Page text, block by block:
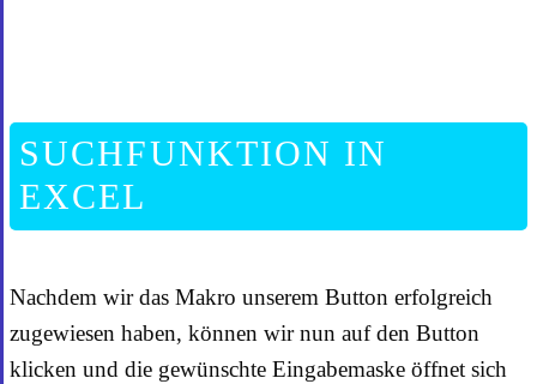
SUCHFUNKTION IN
EXCEL
Nachdem wir das Makro unserem Button erfolgreich
zugewiesen haben, können wir nun auf den Button
klicken und die gewünschte Eingabemaske öffnet sich